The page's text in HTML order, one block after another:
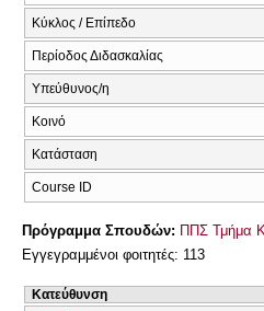
Κύκλος / Επίπεδο
Περίοδος Διδασκαλίας
Υπεύθυνος/η
Κοινό
Κατάσταση
Course ID
Πρόγραμμα Σπουδών: ΠΠΣ Τμήμα
Εγγεγραμμένοι φοιτητές: 113
Κατεύθυνση